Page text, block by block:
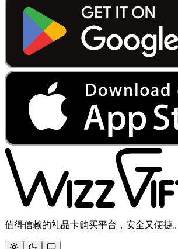
值得信赖的礼品卡购买平台，安全又便捷。